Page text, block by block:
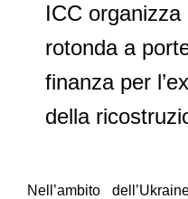
ICC
rotonda a
finanza per
della
Nell’ambito